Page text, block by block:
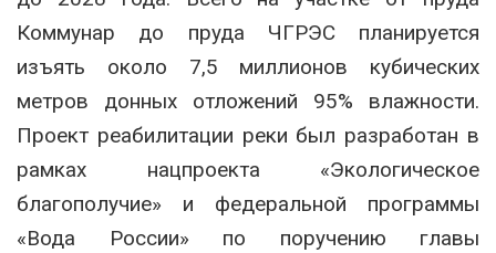
Коммунар до пруда ЧГРЭС планируется
изъять около 7,5 миллионов кубических
метров донных отложений 95% влажности.
Проект реабилитации реки был разработан в
рамках нацпроекта «Экологическое
благополучие» и федеральной программы
«Вода России» по поручению главы